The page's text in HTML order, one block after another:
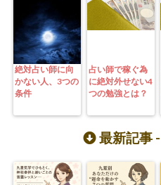
絶対占い師に向
かない人、3つの
条件
占い師で稼ぐ為
に絶対外せない4
つの勉強とは？
最新記事 -